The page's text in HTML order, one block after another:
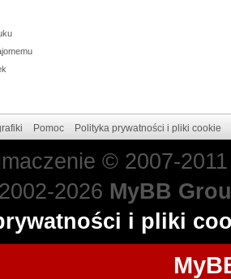
Pomoc Polityka prywatności i pliki cookie
© 2007-
2026 MyBB
i pliki